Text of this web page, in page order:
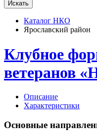
Каталог НКО
Ярославский район
Клубное
ветеранов
Описание
Характеристики
Основные